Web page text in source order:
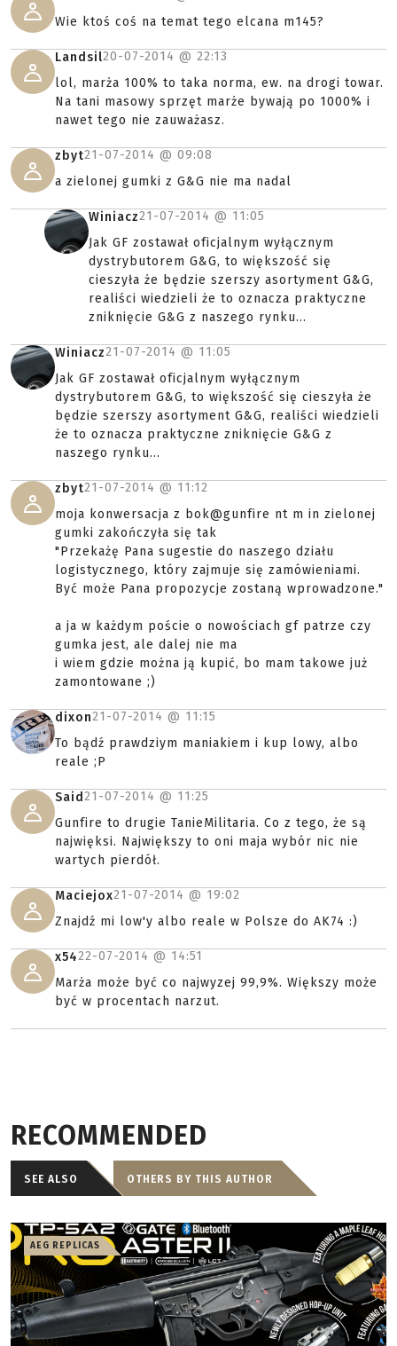
Wie ktoś coś na temat tego elcana m145?
Landsil20-07-2014 @ 22:13
lol, marża 100% to taka norma, ew. na drogi towar.
Na tani masowy sprzęt marże bywają po 1000% i
nawet tego nie zauważasz.
zbyt21-07-2014 @ 09:08
a zielonej gumki z G&G nie ma nadal
Winiacz21-07-2014 @ 11:05
Jak GF zostawał oficjalnym wyłącznym
dystrybutorem G&G, to większość się
cieszyła że będzie szerszy asortyment G&G,
realiści wiedzieli że to oznacza praktyczne
zniknięcie G&G z naszego rynku...
Winiacz21-07-2014 @ 11:05
Jak GF zostawał oficjalnym wyłącznym
dystrybutorem G&G, to większość się cieszyła że
będzie szerszy asortyment G&G, realiści wiedzieli
że to oznacza praktyczne zniknięcie G&G z
naszego rynku...
zbyt21-07-2014 @ 11:12
moja konwersacja z bok@gunfire nt m in zielonej
gumki zakończyła się tak
"Przekażę Pana sugestie do naszego działu
logistycznego, który zajmuje się zamówieniami.
Być może Pana propozycje zostaną wprowadzone."
a ja w każdym poście o nowościach gf patrze czy
gumka jest, ale dalej nie ma
i wiem gdzie można ją kupić, bo mam takowe już
zamontowane ;)
dixon21-07-2014 @ 11:15
To bądź prawdziym maniakiem i kup lowy, albo
reale ;P
Said21-07-2014 @ 11:25
Gunfire to drugie TanieMilitaria. Co z tego, że są
najwięksi. Największy to oni maja wybór nic nie
wartych pierdół.
Maciejox21-07-2014 @ 19:02
Znajdź mi low'y albo reale w Polsze do AK74 :)
x5422-07-2014 @ 14:51
Marża może być co najwyzej 99,9%. Większy może
być w procentach narzut.
RECOMMENDED
SEE ALSO OTHERS BY THIS AUTHOR
AEG REPLICAS